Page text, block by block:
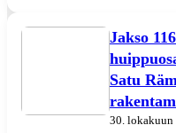
Jakso
Satu
30. lokakuun